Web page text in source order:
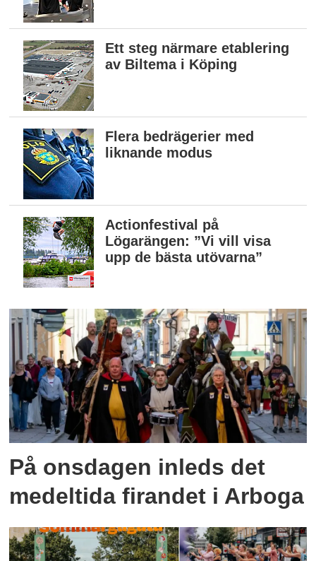
Ett steg närmare etablering
av Biltema i Köping
Flera bedrägerier med
liknande modus
Actionfestival på
Lögarängen: ”Vi vill visa
upp de bästa utövarna”
På onsdagen inleds det
medeltida firandet i Arboga